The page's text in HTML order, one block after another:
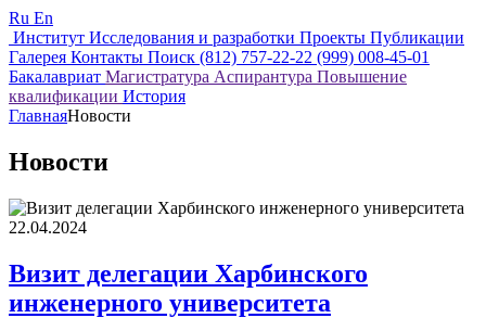
Ru En
Институт Исследования и разработки Проекты Публикации
Галерея Контакты Поиск (812) 757-22-22 (999) 008-45-01
Бакалавриат Магистратура Аспирантура Повышение
квалификации История
ГлавнаяНовости
Новости
22.04.2024
Визит делегации Харбинского
инженерного университета